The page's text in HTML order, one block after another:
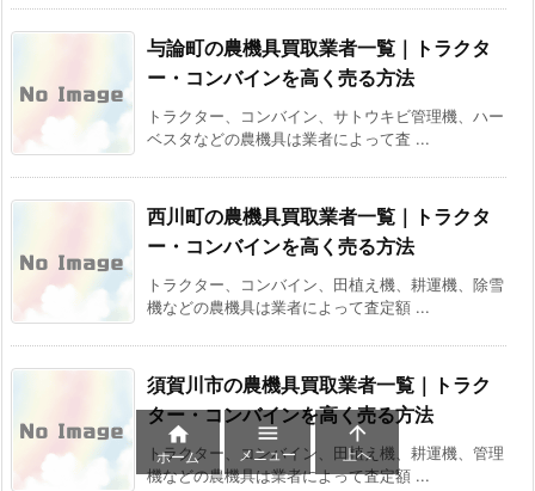
与論町の農機具買取業者一覧｜トラクタ
ー・コンバインを高く売る方法
トラクター、コンバイン、サトウキビ管理機、ハー
ベスタなどの農機具は業者によって査 ...
西川町の農機具買取業者一覧｜トラクタ
ー・コンバインを高く売る方法
トラクター、コンバイン、田植え機、耕運機、除雪
機などの農機具は業者によって査定額 ...
須賀川市の農機具買取業者一覧｜トラク
ター・コンバインを高く売る方法
トラクター、コンバイン、田植え機、耕運機、管理
機などの農機具は業者によって査定額 ...

ホーム

メニュー

上へ